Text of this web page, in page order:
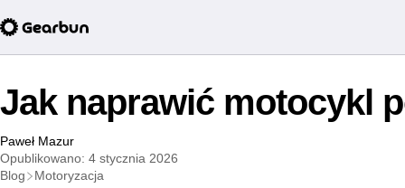
Jak naprawić motocykl
Paweł Mazur
Opublikowano: 4 stycznia 2026
Blog
Motoryzacja